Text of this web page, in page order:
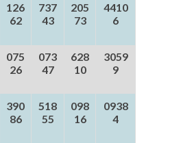
126
62
737
43
205
73
4410
6
075
26
073
47
628
10
3059
9
390
86
518
55
098
16
0938
4